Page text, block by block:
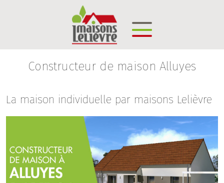
Constructeur de maison Alluyes
La maison individuelle par maisons Lelièvre